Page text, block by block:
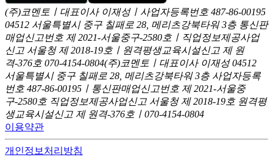
(주)코멘토ㅣ대표이사 이재성ㅣ사업자등록번호 487-86-00195
04512 서울특별시 중구 칠패로 28, 메리츠강북타워 3층 통신판
매업신고번호 제 2021-서울중구-2580호ㅣ직업정보제공사업
신고 서울청 제 2018-19호ㅣ원격평생교육시설신고 제 원
격-376호 070-4154-0804(주)코멘토ㅣ대표이사 이재성 04512
서울특별시 중구 칠패로 28, 메리츠강북타워 3층 사업자등록
번호 487-86-00195ㅣ통신판매업신고번호 제 2021-서울중
구-2580호 직업정보제공사업신고 서울청 제 2018-19호 원격평
생교육시설신고 제 원격-376호ㅣ070-4154-0804
이용약관
개인정보처리방침